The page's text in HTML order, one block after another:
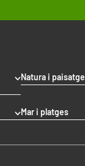
Natura i paisatge
Mar i platges